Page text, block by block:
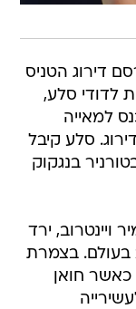
דירוג הטניס
לדודי סלע,
למאייה
בעולם עד למקום ה-98 בדירוג. סלע קיבל
בנגקוק
ירד
שלב אחד והוא מדורג במקום ה-212 בעולם. בצמרת
כאשר חואן